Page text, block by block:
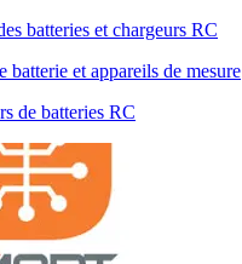
batteries et chargeurs RC
batterie et appareils de mesure
de batteries RC